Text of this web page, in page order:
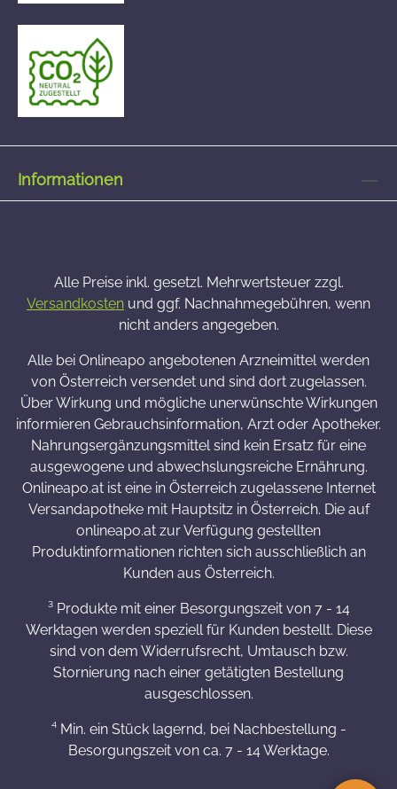
Informationen
Alle Preise inkl. gesetzl. Mehrwertsteuer zzgl.
Versandkosten und ggf. Nachnahmegebühren, wenn
nicht anders angegeben.
Alle bei Onlineapo angebotenen Arzneimittel werden
von Österreich versendet und sind dort zugelassen.
Über Wirkung und mögliche unerwünschte Wirkungen
informieren Gebrauchsinformation, Arzt oder Apotheker.
Nahrungsergänzungsmittel sind kein Ersatz für eine
ausgewogene und abwechslungsreiche Ernährung.
Onlineapo.at ist eine in Österreich zugelassene Internet
Versandapotheke mit Hauptsitz in Österreich. Die auf
onlineapo.at zur Verfügung gestellten
Produktinformationen richten sich ausschließlich an
Kunden aus Österreich.
³ Produkte mit einer Besorgungszeit von 7 - 14
Werktagen werden speziell für Kunden bestellt. Diese
sind von dem Widerrufsrecht, Umtausch bzw.
Stornierung nach einer getätigten Bestellung
ausgeschlossen.
⁴ Min. ein Stück lagernd, bei Nachbestellung -
Besorgungszeit von ca. 7 - 14 Werktage.